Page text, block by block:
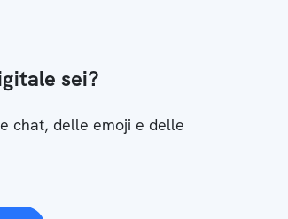
sei?
chat, delle emoji e delle